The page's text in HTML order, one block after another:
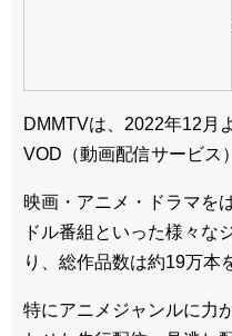
DMMTVは、2022年12月
VOD（動画配信サービス
映画・アニメ・ドラマを
ドル番組といった様々な
り、総作品数は約19万本
特にアニメジャンルに力